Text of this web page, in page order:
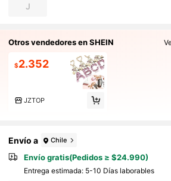
J
Otros vendedores en SHEIN
$2.352
JZTOP
Envío a Chile
Envío gratis(Pedidos ≥ $24.990)
Entrega estimada: 5-10 Días laborables